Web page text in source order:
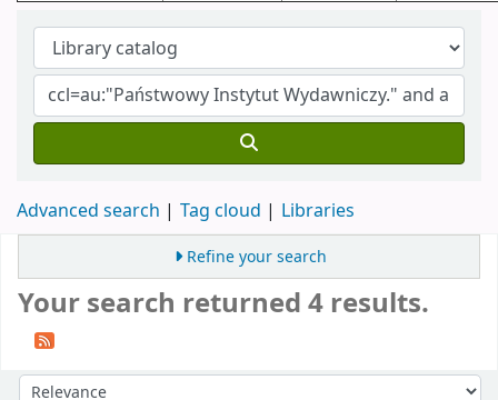
Advanced search Tag cloud Libraries
Refine your search
Your search returned 4 results.
Sort by: